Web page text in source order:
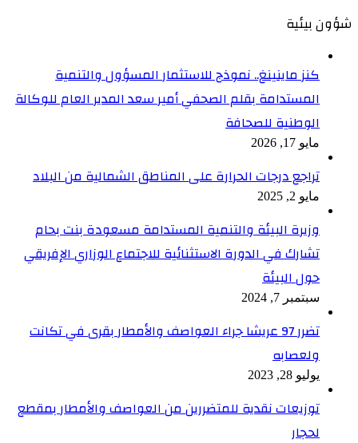
شؤون بيئية
كنز ماينينغ.. نموذج للاستثمار المسؤول والتنمية
المستدامة بقلم الصحفي أمير سعد المدير العام للوكالة
الوطنية للصحافة
مايو 17, 2026
تراجع درجات الحرارة على المناطق الشمالية من البلاد
مايو 2, 2025
وزيرة البيئة والتنمية المستدامة مسعودة بنت بحام
تشارك في الدورة الاستثنائية للاجتماع الوزاري الإفريقي
حول البيئة
سبتمبر 7, 2024
تضرر 97 عريشا جراء العواصف والأمطار بقرى في تكانت
ولعصابه
يوليو 28, 2023
توزيعات نقدية للمتضررين من العواصف والأمطار بمقطع
لحجار